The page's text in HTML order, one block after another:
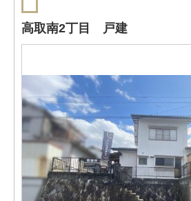
高取南2丁目 戸建